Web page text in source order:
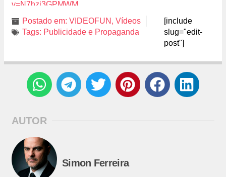
v=N7hzi3GPMWM
Postado em: VIDEOFUN , Vídeos
Tags: Publicidade e Propaganda
[include
slug="edit-
post"]
AUTOR
Simon Ferreira